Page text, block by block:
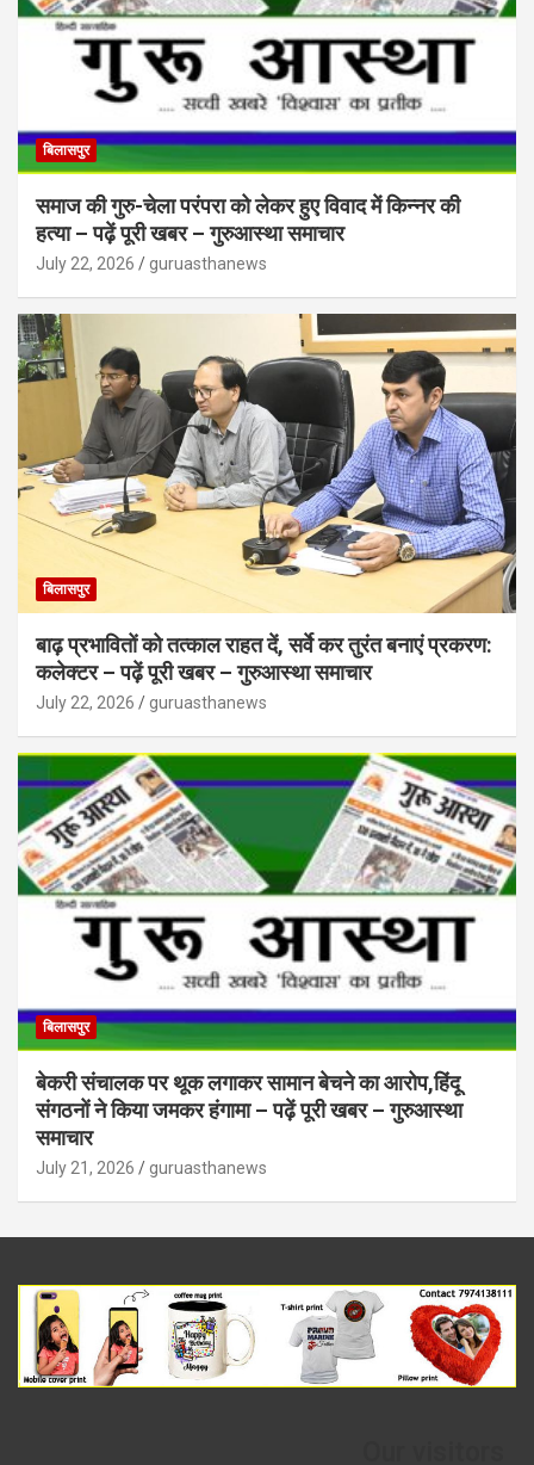
बिलासपुर
समाज की गुरु-चेला परंपरा को लेकर हुए विवाद में किन्नर की
हत्या – पढ़ें पूरी खबर – गुरुआस्था समाचार
July 22, 2026 guruasthanews
बिलासपुर
बाढ़ प्रभावितों को तत्काल राहत दें, सर्वे कर तुरंत बनाएं प्रकरण:
कलेक्टर – पढ़ें पूरी खबर – गुरुआस्था समाचार
July 22, 2026 guruasthanews
बिलासपुर
बेकरी संचालक पर थूक लगाकर सामान बेचने का आरोप,हिंदू
संगठनों ने किया जमकर हंगामा – पढ़ें पूरी खबर – गुरुआस्था
समाचार
July 21, 2026 guruasthanews